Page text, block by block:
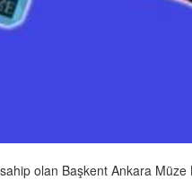
olan Başkent Ankara Müze